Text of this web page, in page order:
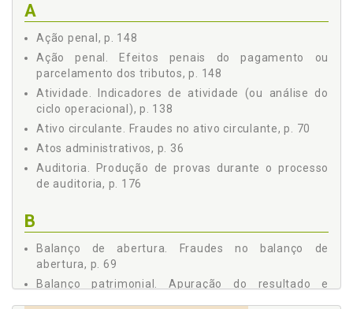
Receitas e Despesas, p. 44
2.10.2 Aspectos Tributários do Regime de
Competência, p. 44
Capítulo 3 FRAUDES CONTÁBEIS: ASPECTOS NORMATIVOS
CONCEITUAIS, p. 47
Capítulo 4 REPERCUSSÃO TRIBUTÁRIA DAS FRAUDES
IDENTIFICADAS NA ESCRITURAÇÃO CONTÁBIL, p. 53
4.1 A PREVISIBILIDADE DA ESCRITURAÇÃO CONTÁBIL NA
LEGISLAÇÃO TRIBUTÁRIA, p. 57
4.2 A TIPIFICAÇÃO DE FRAUDES CONTÁBEIS NO ÂMBITO
TRIBUTÁRIO, p. 58
Capítulo 5 FRAUDES NAS CONTAS PATRIMONIAIS, p. 69
5.1 FRAUDES NO BALANÇO DE ABERTURA, p. 69
5.2 FRAUDES NO ATIVO CIRCULANTE, p. 70
A
Ação penal, p. 148
Ação penal. Efeitos penais do pagamento ou
parcelamento dos tributos, p. 148
Atividade. Indicadores de atividade (ou análise do
ciclo operacional), p. 138
Ativo circulante. Fraudes no ativo circulante, p. 70
Atos administrativos, p. 36
Auditoria. Produção de provas durante o processo
de auditoria, p. 176
B
Balanço de abertura. Fraudes no balanço de
abertura, p. 69
Balanço patrimonial. Apuração do resultado e